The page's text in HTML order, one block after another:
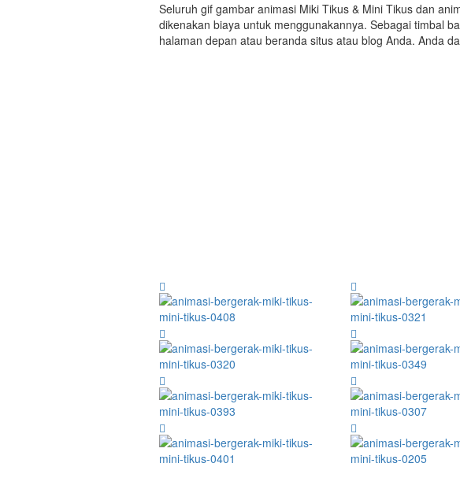
Seluruh gif gambar animasi Miki Tikus & Mini Tikus dan
dikenakan biaya untuk menggunakannya. Sebagai timbal
halaman depan atau beranda situs atau blog Anda. Anda